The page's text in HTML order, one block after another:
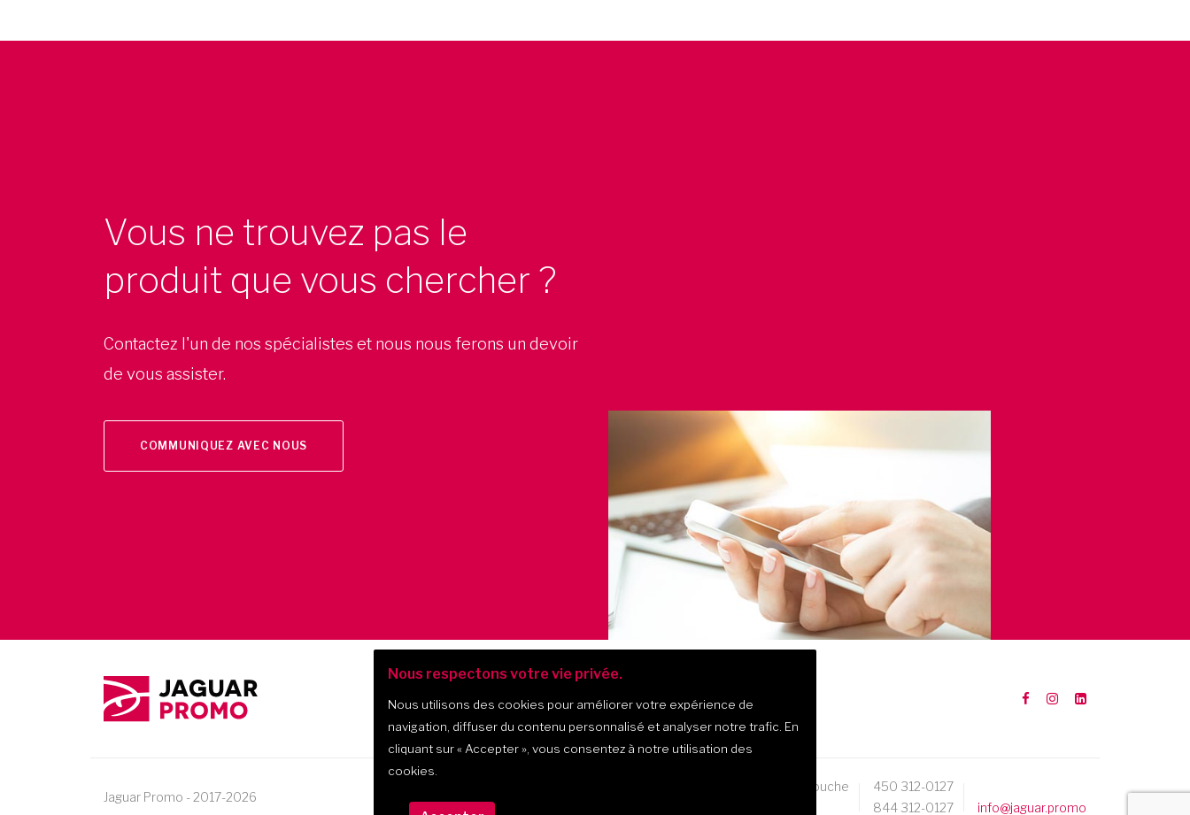
Vous ne trouvez pas le
produit que vous chercher ?
Contactez l'un de nos spécialistes et nous nous ferons un devoir
de vous assister.
COMMUNIQUEZ AVEC NOUS
Jaguar Promo -2017-2026
475, montée Masson, bur. 202, Mascouche
450 312-0127
844 312-0127
info@jaguar.promo
Nous respectons votre vie privée.
Nous utilisons des cookies pour améliorer votre expérience de
navigation, diffuser du contenu personnalisé et analyser notre trafic. En
cliquant sur« Accepter » , vous consentez à notre utilisation des
cookies.